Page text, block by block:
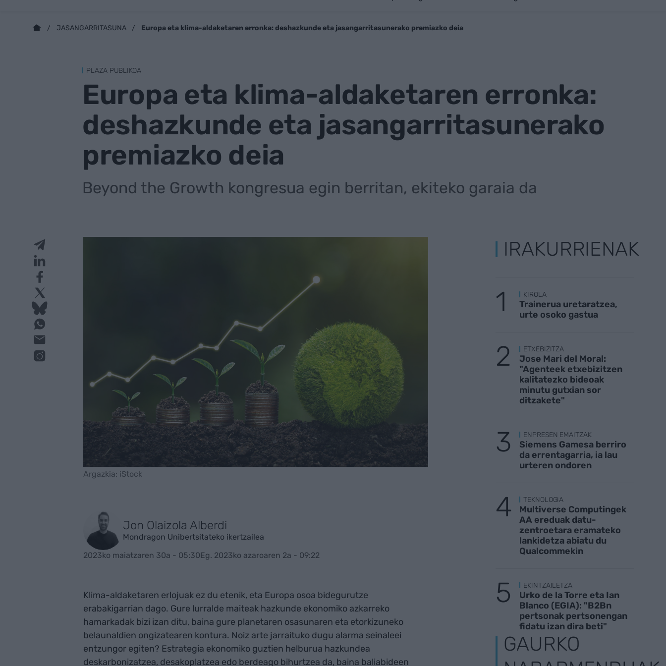
JASANGARRITASUNA Europa eta klima-aldaketaren erronka: deshazkunde eta jasangarritasunerako premiazko deia
PLAZA PUBLIKOA
Europa eta klima-aldaketaren erronka:
deshazkunde eta jasangarritasunerako
premiazko deia
Beyond the Growth kongresua egin berritan, ekiteko garaia da
Argazkia: iStock
Jon Olaizola Alberdi
Mondragon Unibertsitateko ikertzailea
2023ko maiatzaren 30a - 05:30Eg. 2023ko azaroaren 2a - 09:22
Klima-aldaketaren erlojuak ez du etenik, eta Europa osoa bidegurutze
erabakigarrian dago. Gure lurralde maiteak hazkunde ekonomiko azkarreko
hamarkadak bizi izan ditu, baina gure planetaren osasunaren eta etorkizuneko
belaunaldien ongizatearen kontura. Noiz arte jarraituko dugu alarma seinaleei
entzungor egiten? Estrategia ekonomiko guztien helburua hazkundea
deskarbonizatzea, desakoplatzea edo berdeago bihurtzea da, baina baliabideen
IRAKURRIENAK
KIROLA
Trainerua uretaratzea,
urte osoko gastua
ETXEBIZITZA
Jose Mari del Moral:
"Agenteek etxebizitzen
kalitatezko bideoak
minutu gutxian sor
ditzakete"
ENPRESEN EMAITZAK
Siemens Gamesa berriro
da errentagarria, ia lau
urteren ondoren
TEKNOLOGIA
Multiverse Computingek
AA ereduak datu-
zentroetara eramateko
lankidetza abiatu du
Qualcommekin
EKINTZAILETZA
Urko de la Torre eta Ian
Blanco (EGIA): "B2Bn
pertsonak pertsonengan
fidatu izan dira beti"
GAURKO